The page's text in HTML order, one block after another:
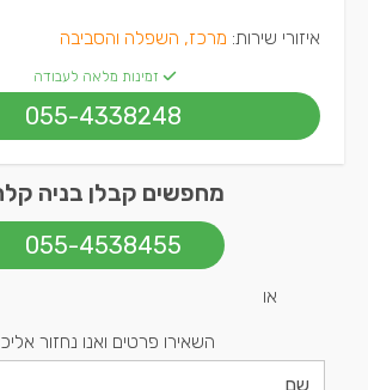
איזורי שירות: מרכז, השפלה והסביבה
זמינות מלאה לעבודה
055-4338248
מחפשים קבלן בניה
055-4538455
או
השאירו פרטים ואנו נחזור